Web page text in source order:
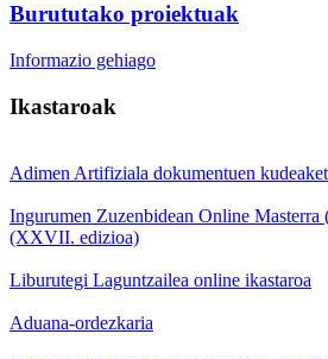
Burututako proiektuak
Informazio gehiago
Ikastaroak
Adimen Artifiziala dokumentuen
Ingurumen Zuzenbidean Online
(XXVII. edizioa)
Liburutegi Laguntzailea online ikastaroa
Aduana-ordezkaria